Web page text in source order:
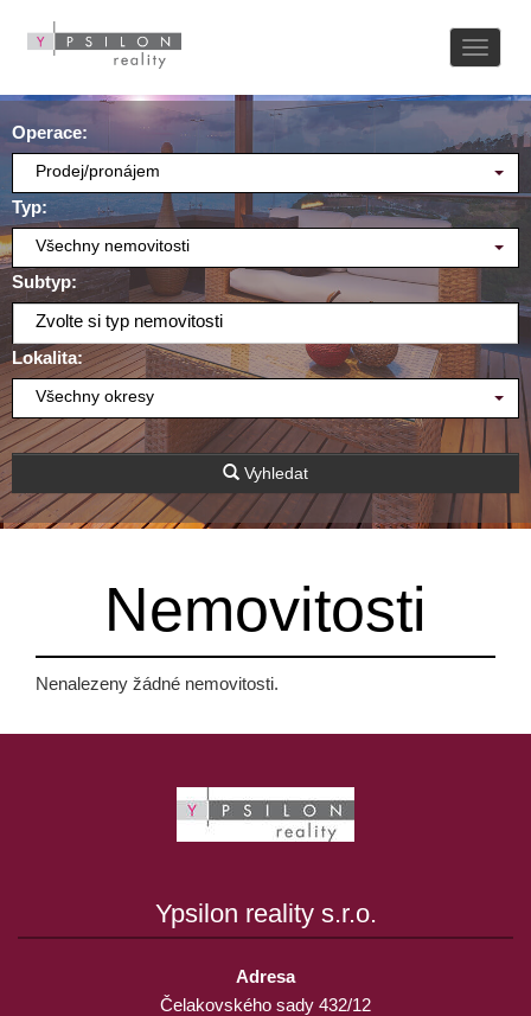
Operace:
Prodej/pronájem
Typ:
Všechny nemovitosti
Subtyp:
Zvolte si typ nemovitosti
Lokalita:
Všechny okresy
Vyhledat
Nemovitosti
Nenalezeny žádné nemovitosti.
Ypsilon reality s.r.o.
Adresa
Čelakovského sady 432/12